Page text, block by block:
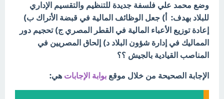
وضع محمد علي فلسفة جديدة للتنظيم والتقسيم الإداري
للبلاد بهدف: أ) جعل الوظائف المالية في قبضة الأتراك ب)
إعادة توزيع الأعباء المالية في القطر المصري ج) تحجيم دور
المماليك في إدارة شؤون البلاد د) إلحاق المصريين في
المناصب القيادية بالجيش ؟؟
الإجابة الصحيحة من خلال موقع بوابة الإجابات هي: